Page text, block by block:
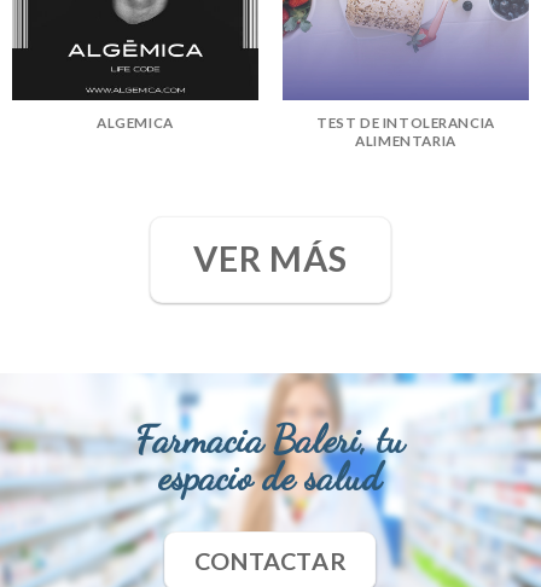
ALGEMICA
TEST DE INTOLERANCIA
ALIMENTARIA
VER MÁS
Farmacia Baleri, tu
espacio de salud
CONTACTAR